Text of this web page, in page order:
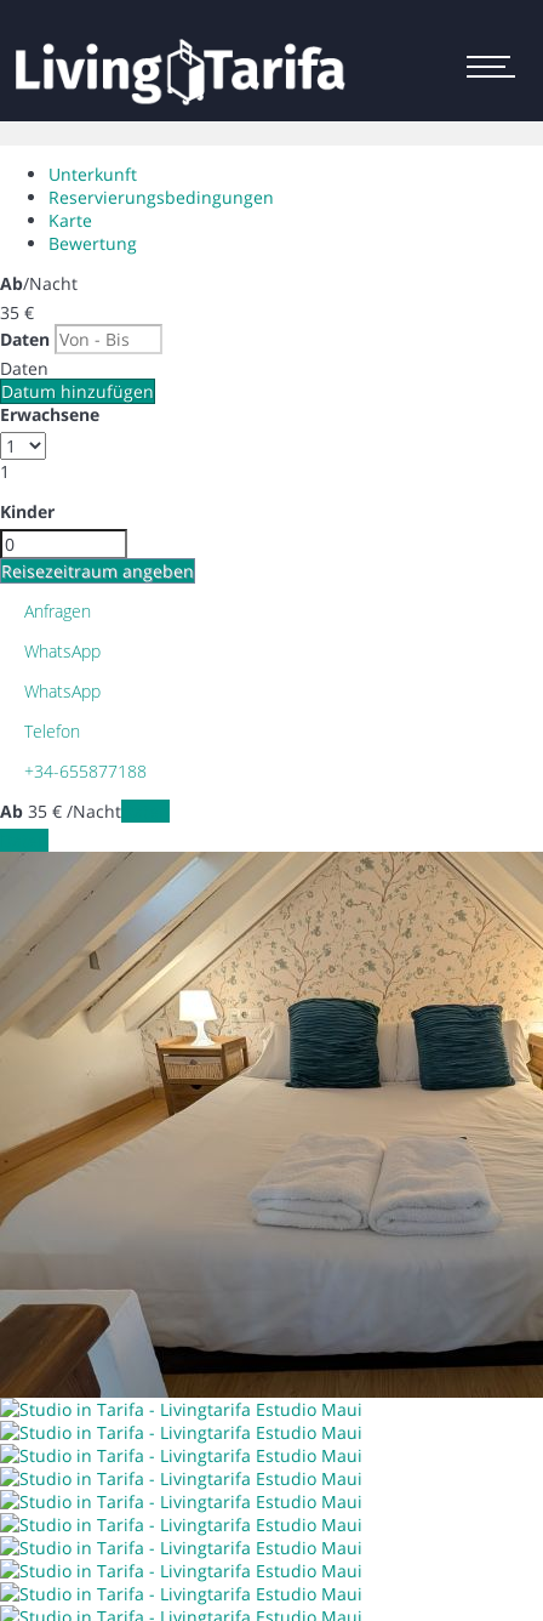
Menu
Unterkunft
Reservierungsbedingungen
Karte
Bewertung
Ab/Nacht
35 €
Daten
Daten
Datum hinzufügen
Erwachsene
1
Kinder
Reisezeitraum angeben
Anfragen
WhatsApp
WhatsApp
Telefon
+34-655877188
Ab 35 € /Nacht